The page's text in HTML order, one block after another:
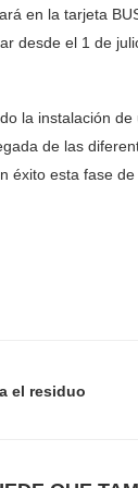
en la tarjeta
desde el 1 de
la instalación
de las
éxito esta fase
el residuo